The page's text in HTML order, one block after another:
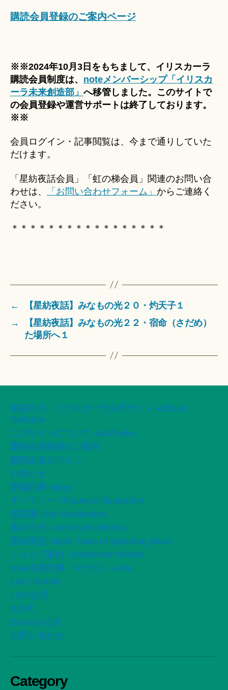
購読会員登録のご案内ページ
※※2024年10月3日をもちまして、イリスカーラ
購読会員制度は、 noteメンバーシップ「イリスカ
ーラ未来創造部」 へ移管しました。このサイトで
の会員登録や運営サポートは終了しております。
※※
会員ログイン・記事閲覧は、今まで通りしていた
だけます。
「星紡夜話会員」「虹の梯会員」関連のお問い合
わせは、
「お問い合わせフォーム」 からご連絡く
ださい。
＊＊＊＊＊＊＊＊＊＊＊＊＊＊＊＊＊
←
【星紡夜話】みなもの光２０・灼天子１
→
【星紡夜話】みなもの光２２・宿命（さだめ）
た場所へ１
船智日月・イリスカーラ公式サイト -official
Website-
このサイトについて -ArtWorks-
購読会員登録のご案内
購読会員ログイン
お知らせ
新着記事 -Blog-
ギャラリー -Picture & Illustration-
桜荘園 -Doll Realization-
風の小径 -LiteraryArt Works-
星紡夜話 -Night Tales of Spinning Stars-
ショップ案内 -CreativeArt Works-
note有料記事・マガジン -note
LINE VOOM
LINE公式
X公式
Bluesky公式
お問い合わせ
Category